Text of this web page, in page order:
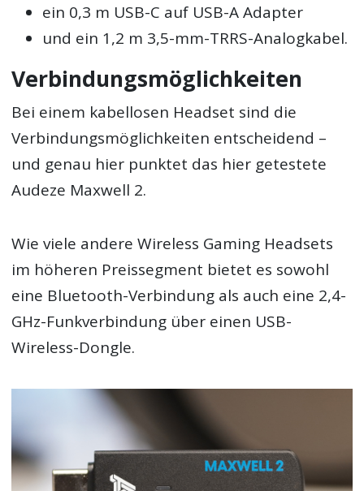
ein 0,3 m USB-C auf USB-A Adapter
und ein 1,2 m 3,5-mm-TRRS-Analogkabel.
Verbindungsmöglichkeiten
Bei einem kabellosen Headset sind die
Verbindungsmöglichkeiten entscheidend –
und genau hier punktet das hier getestete
Audeze Maxwell 2.
Wie viele andere Wireless Gaming Headsets
im höheren Preissegment bietet es sowohl
eine Bluetooth-Verbindung als auch eine 2,4-
GHz-Funkverbindung über einen USB-
Wireless-Dongle.